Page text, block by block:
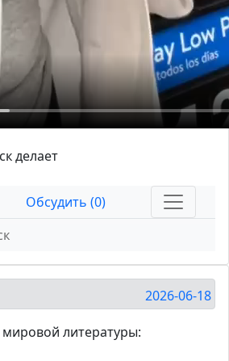
делает
Обсудить (0)
2026-06-18
литературы: